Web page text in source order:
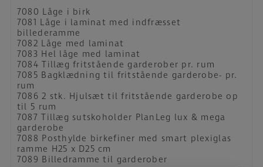
7080 Låge i birk
7081 Låge i laminat med indfræsset
billederamme
7082 Låge med laminat
7083 Hel låge med laminat
7084 Tillæg fritstående garderober pr. rum
7085 Bagklædning til fritstående garderobe- pr.
rum
7086 2 stk. Hjulsæt til fritstående garderobe op
til 5 rum
7087 Tillæg sutskoholder PlanLeg lux & mega
garderobe
7088 Posthylde birkefiner med smart plexiglas
ramme H25 x D25 cm
7089 Billedramme til garderober